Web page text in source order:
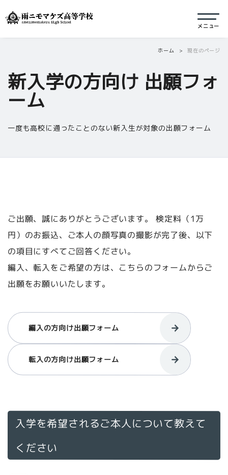
ホーム 現在のページ
新入学の方向け 出願フォ
ーム
一度も高校に通ったことのない新入生が対象の出願フォーム
ご出願、誠にありがとうございます。 検定料（1万
円）のお振込、ご本人の顔写真の撮影が完了後、以下
の項目にすべてご回答ください。
編入、転入をご希望の方は、こちらのフォームからご
出願をお願いいたします。
編入の方向け出願フォーム
転入の方向け出願フォーム
入学を希望されるご本人について教えて
ください